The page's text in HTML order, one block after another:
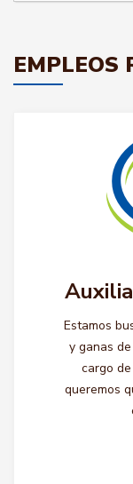
EMPLEOS
Estamos
y ganas
cargo de
queremos